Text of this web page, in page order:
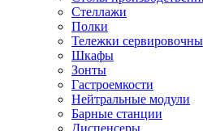
Стеллажи
Полки
Тележки
Шкафы
Зонты
Гастроемкости
Нейтральные модули
Барные станции
Диспенсеры